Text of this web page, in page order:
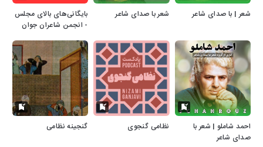
شعر | با صدای شاعر شعر با صدای شاعر
بایگانی‌های بالای مجلس
- انجمن شاعران جوان
احمد شاملو | شعر با
صدای شاعر
نظامی گنجوی گنجینه نظامی